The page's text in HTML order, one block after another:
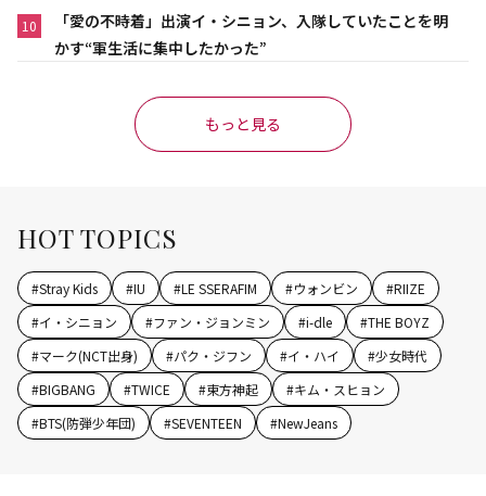
10
「愛の不時着」出演イ・シニョン、入隊していたことを明
かす“軍生活に集中したかった”
もっと見る
HOT TOPICS
#Stray Kids #IU #LE SSERAFIM #ウォンビン #RIIZE
#イ・シニョン #ファン・ジョンミン #i-dle #THE BOYZ
#マーク(NCT出身) #パク・ジフン #イ・ハイ #少女時代
#BIGBANG #TWICE #東方神起 #キム・スヒョン
#BTS(防弾少年団) #SEVENTEEN #NewJeans